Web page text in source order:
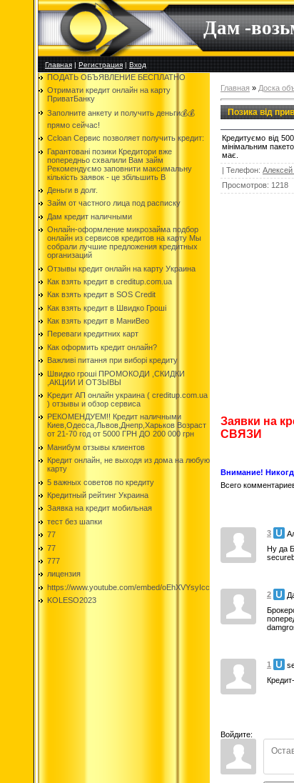
Дам -
Главная|Регистрация|Вход
ПОДАТЬ ОБЪЯВЛЕНИЕ БЕСПЛАТНО
Отримати кредит онлайн на карту
ПриватБанку
Заполните анкету и получить деньги💰💰
прямо сейчас!
Ccloan Сервис позволяет получить кредит:
Гарантовані позики Кредитори вже
попередньо схвалили Вам займ
Рекомендуємо заповнити максимальну
кількість заявок - це збільшить В
Деньги в долг.
Займ от частного лица под расписку
Дам кредит наличными
Онлайн-оформление микрозайма подбор
онлайн из сервисов кредитов на карту Мы
собрали лучшие предложения кредитных
организаций
Отзывы кредит онлайн на карту Украина
Как взять кредит в creditup.com.ua
Как взять кредит в SOS Credit
Как взять кредит в Швидко Гроші
Как взять кредит в МаниВео
Переваги кредитних карт
Как оформить кредит онлайн?
Важливі питання при виборі кредиту
Швидко гроші ПРОМОКОДИ ,СКИДКИ
,АКЦИИ И ОТЗЫВЫ
Kредит АП онлайн украина ( creditup.com.ua
) отзывы и обзор сервиса
РЕКОМЕНДУЕМ!! Кредит наличными
Киев,Одесса,Львов,Днепр,Харьков Возраст
от 21-70 год от 5000 ГРН ДО 200 000 грн
Манибум отзывы клиентов
Кредит онлайн, не выходя из дома на любую
карту
5 важных советов по кредиту
Кредитный рейтинг Украина
Заявка на кредит мобильная
тест без шапки
77
77
777
лицензия
https://www.youtube.com/embed/oEhXVYsyIcc
KOLESO2023
Главная » Доска
Позика від
Кредитуємо від
мінімальним
має.
| Телефон:
Просмотров: 1218
Заявки на
СВЯЗИ
Внимание!
Всего
3
Ну да
2
1
Войдите: